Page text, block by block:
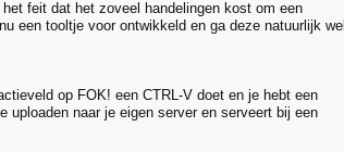
feit dat het zoveel handelingen kost om een
een tooltje voor ontwikkeld en ga deze natuurlijk wel
op FOK! een CTRL-V doet en je hebt een
uploaden naar je eigen server en serveert bij een